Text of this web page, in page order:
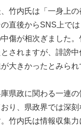
竹内氏は「一身上
直後からSNS上で
傷が相次ぎました
されますが、誹謗
大きかったとみられ
県政に関わる一連
り、県政界では深
竹内氏は情報収集